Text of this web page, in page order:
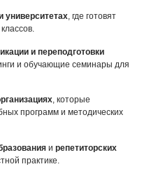
университетах, где готовят
и переподготовки
и обучающие семинары для
, которые
программ и методических
и репетиторских
практике.